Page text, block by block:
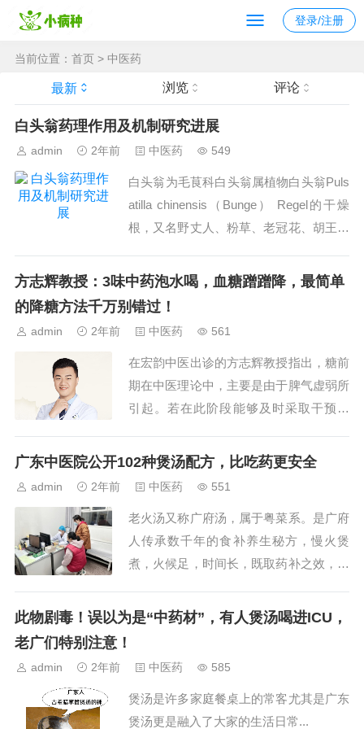
登录/注册
当前位置： 首页 > 中医药
最新 浏览 评论
白头翁药理作用及机制研究进展
admin 2年前 中医药 549
白头翁为毛茛科白头翁属植物白头翁Puls
atilla chinensis（Bunge） Regel的干燥
根，又名野丈人、粉草、老冠花、胡王使
阳处。白头翁属植物全世界...
方志辉教授：3味中药泡水喝，血糖蹭蹭降，最简单
的降糖方法千万别错过！
admin 2年前 中医药 561
在宏韵中医出诊的方志辉教授指出，糖前
期在中医理论中，主要是由于脾气虚弱所
引起。若在此阶段能够及时采取干预措
现病情的逆转。中医认为，脾主运化，脾
广东中医院公开102种煲汤配方，比吃药更安全
admin 2年前 中医药 551
老火汤又称广府汤，属于粤菜系。是广府
人传承数千年的食补养生秘方，慢火煲
煮，火候足，时间长，既取药补之效，又
各种汤料和烹调方法，烹制出各种不同口
此物剧毒！误以为是“中药材”，有人煲汤喝进ICU，
老广们特别注意！
admin 2年前 中医药 585
煲汤是许多家庭餐桌上的常客尤其是广东
煲汤更是融入了大家的生活日常...